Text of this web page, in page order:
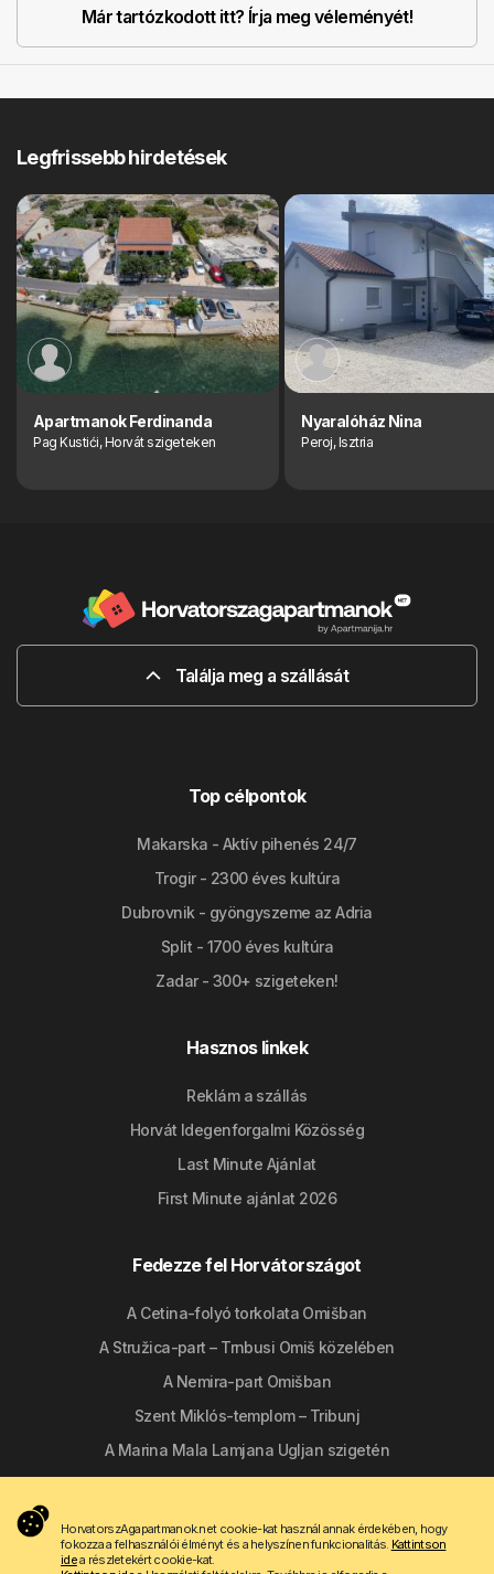
Már tartózkodott itt? Írja meg véleményét!
Legfrissebb hirdetések
Apartmanok Ferdinanda
Pag Kustići, Horvát szigeteken
Nyaralóház Nina
Peroj, Isztria
Találja meg a szállását
Top célpontok
Makarska - Aktív pihenés 24/7
Trogir - 2300 éves kultúra
Dubrovnik - gyöngyszeme az Adria
Split - 1700 éves kultúra
Zadar - 300+ szigeteken!
Hasznos linkek
Reklám a szállás
Horvát Idegenforgalmi Közösség
Last Minute Ajánlat
First Minute ajánlat 2026
Fedezze fel Horvátországot
A Cetina-folyó torkolata Omišban
A Stružica-part – Trnbusi Omiš közelében
A Nemira-part Omišban
Szent Miklós-templom – Tribunj
A Marina Mala Lamjana Ugljan szigetén
HorvatorszAgapartmanok.net cookie-kat használ annak érdekében, hogy
fokozza a felhasználói élményt és a helyszínen funkcionalitás. Kattintson
idea részletekért cookie-kat.